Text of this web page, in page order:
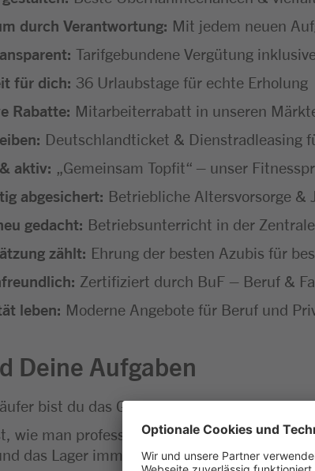
durch Verantwortung: Mit jedem neuen
Tarifgebundene Vergütung
für dich: 36 Urlaubstage für echte Erholung
Rabatte: Mitarbeiterrabatt in unseren
Deutschlandticket & Dienstradleasing
aktiv: „Gemeinsam Topfit“ – unser
abgesichert: Betriebliche Altersvorsorge &
gedacht: Betriebsunterricht in der
zählt: Ehrung der besten Azubis für
Zertifiziert durch BuF – Beruf &
leben: Moderne Angebote für Beruf und
Deine Aufgaben
bist du das Gesicht unseres Marktes –
wie man professionelle
das Lager immer gut gefüllt sind